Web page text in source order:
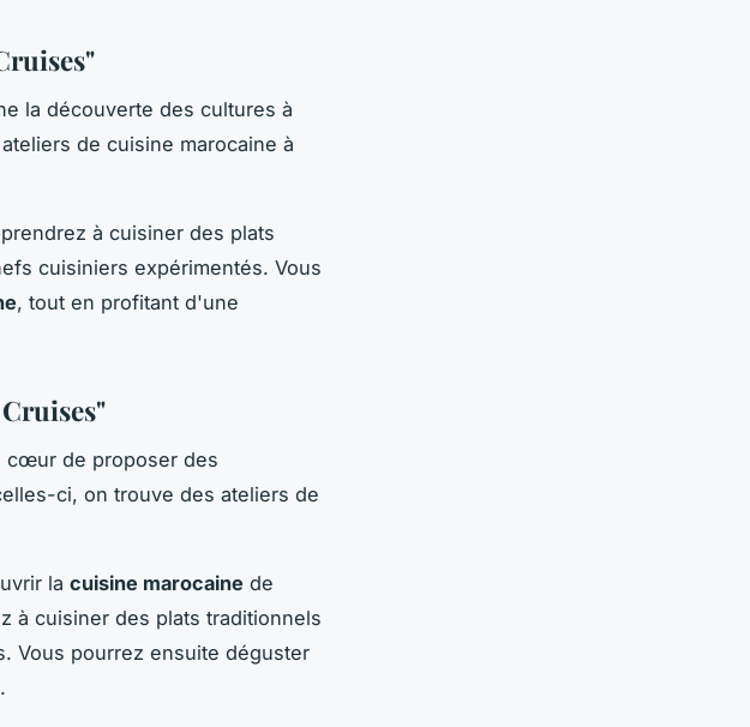
la découverte des cultures à
de cuisine marocaine à
à cuisiner des plats
cuisiniers expérimentés. Vous
, tout en profitant d'une
cœur de proposer des
ci, on trouve des ateliers de
la cuisine marocaine de
à cuisiner des plats traditionnels
Vous pourrez ensuite déguster